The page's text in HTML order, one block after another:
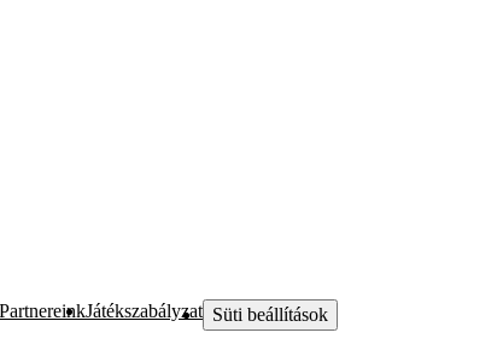
PartnereinkJátékszabályzat Süti beállítások